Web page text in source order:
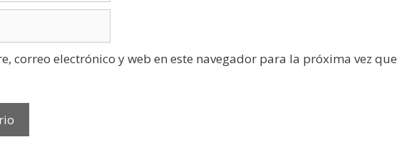
correo electrónico y web en este navegador para la próxima vez que